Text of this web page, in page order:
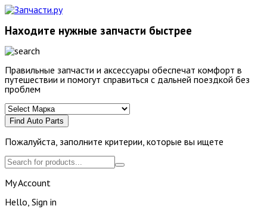
Находите нужные запчасти быстрее
Правильные запчасти и аксессуары обеспечат комфорт в
путешествии и помогут справиться с дальней поездкой без
проблем
Find Auto Parts
Пожалуйста, заполните критерии, которые вы ищете
My Account
Hello, Sign in